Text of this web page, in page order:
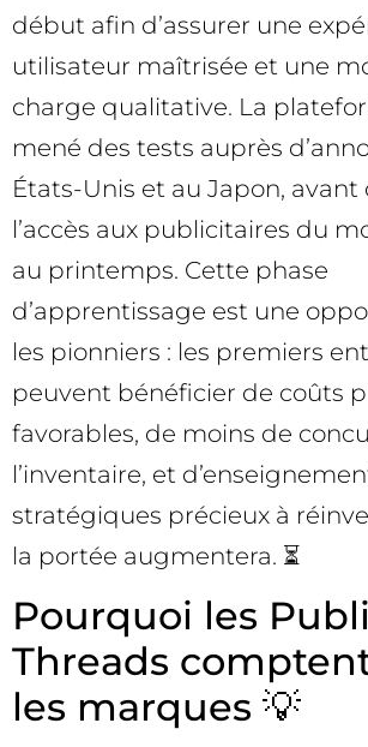
début afin d’assurer une
utilisateur maîtrisée et une
charge qualitative. La
mené des tests auprès
États-Unis et au Japon, avant
l’accès aux publicitaires du
au printemps. Cette phase
d’apprentissage est une
les pionniers : les premiers
peuvent bénéficier de coûts
favorables, de moins de
l’inventaire, et
stratégiques précieux à
la portée augmentera. ⏳
Pourquoi les
Threads
les marques 💡